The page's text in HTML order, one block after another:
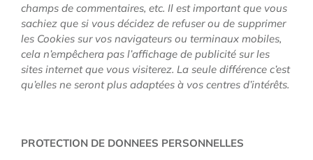
champs de commentaires, etc. Il est important que vous
sachiez que si vous décidez de refuser ou de supprimer
les Cookies sur vos navigateurs ou terminaux mobiles,
cela n’empêchera pas l’affichage de publicité sur les
sites internet que vous visiterez. La seule différence c’est
qu’elles ne seront plus adaptées à vos centres d’intérêts.
PROTECTION DE DONNEES PERSONNELLES